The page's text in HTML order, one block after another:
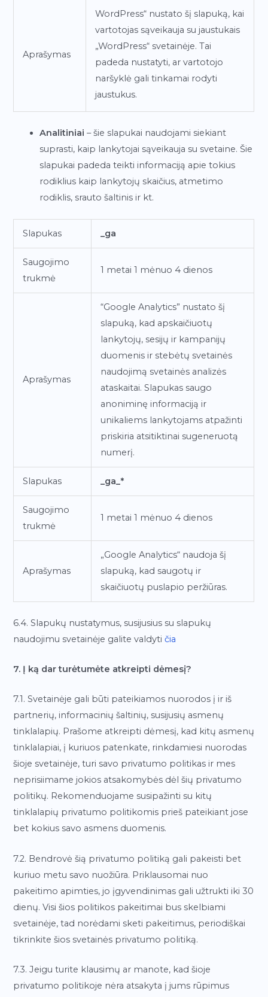
Aprašymas
WordPress“ nustato šį slapuką, kai
vartotojas sąveikauja su jaustukais
„WordPress“ svetainėje. Tai
padeda nustatyti, ar vartotojo
naršyklė gali tinkamai rodyti
jaustukus.
Analitiniai – šie slapukai naudojami siekiant
suprasti, kaip lankytojai sąveikauja su svetaine. Šie
slapukai padeda teikti informaciją apie tokius
rodiklius kaip lankytojų skaičius, atmetimo
rodiklis, srauto šaltinis ir kt.
Slapukas _ga
Saugojimo
trukmė
1 metai 1 mėnuo 4 dienos
Aprašymas
“Google Analytics” nustato šį
slapuką, kad apskaičiuotų
lankytojų, sesijų ir kampanijų
duomenis ir stebėtų svetainės
naudojimą svetainės analizės
ataskaitai. Slapukas saugo
anoniminę informaciją ir
unikaliems lankytojams atpažinti
priskiria atsitiktinai sugeneruotą
numerį.
Slapukas _ga_*
Saugojimo
trukmė
1 metai 1 mėnuo 4 dienos
Aprašymas
„Google Analytics“ naudoja šį
slapuką, kad saugotų ir
skaičiuotų puslapio peržiūras.
6.4. Slapukų nustatymus, susijusius su slapukų
naudojimu svetainėje galite valdytičia
7. Į ką dar turėtumėte atkreipti dėmesį?
7.1. Svetainėje gali būti pateikiamos nuorodos į ir iš
partnerių, informacinių šaltinių, susijusių asmenų
tinklalapių. Prašome atkreipti dėmesį, kad kitų asmenų
tinklalapiai, į kuriuos patenkate, rinkdamiesi nuorodas
šioje svetainėje, turi savo privatumo politikas ir mes
neprisiimame jokios atsakomybės dėl šių privatumo
politikų. Rekomenduojame susipažinti su kitų
tinklalapių privatumo politikomis prieš pateikiant jose
bet kokius savo asmens duomenis.
7.2. Bendrovė šią privatumo politiką gali pakeisti bet
kuriuo metu savo nuožiūra. Priklausomai nuo
pakeitimo apimties, jo įgyvendinimas gali užtrukti iki 30
dienų. Visi šios politikos pakeitimai bus skelbiami
svetainėje, tad norėdami sketi pakeitimus, periodiškai
tikrinkite šios svetainės privatumo politiką.
7.3. Jeigu turite klausimų ar manote, kad šioje
privatumo politikoje nėra atsakyta į jums rūpimus